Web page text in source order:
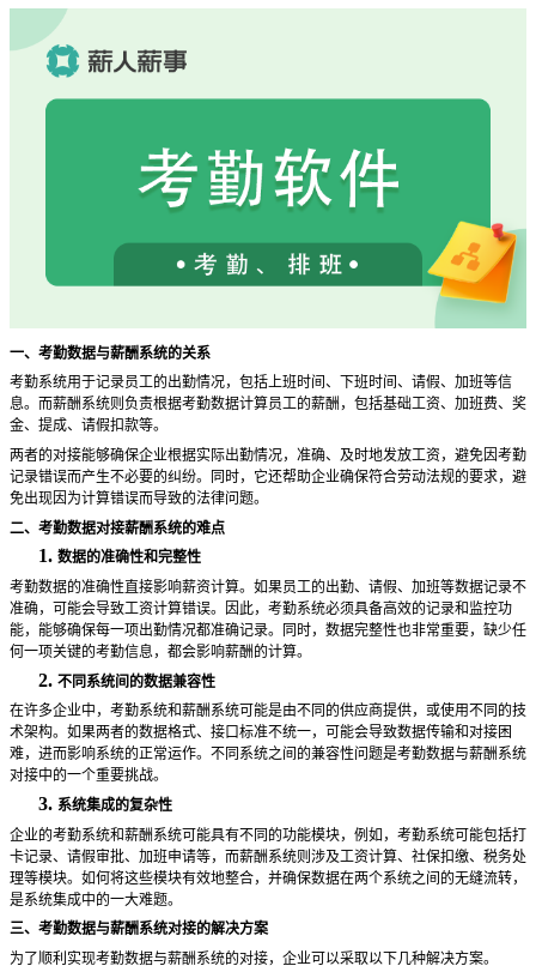
一、考勤数据与薪酬系统的关系
考勤系统用于记录员工的出勤情况，包括上班时间、下班时间、请假、加班等信
息。而薪酬系统则负责根据考勤数据计算员工的薪酬，包括基础工资、加班费、奖
金、提成、请假扣款等。
两者的对接能够确保企业根据实际出勤情况，准确、及时地发放工资，避免因考勤
记录错误而产生不必要的纠纷。同时，它还帮助企业确保符合劳动法规的要求，避
免出现因为计算错误而导致的法律问题。
二、考勤数据对接薪酬系统的难点
1. 数据的准确性和完整性
考勤数据的准确性直接影响薪资计算。如果员工的出勤、请假、加班等数据记录不
准确，可能会导致工资计算错误。因此，考勤系统必须具备高效的记录和监控功
能，能够确保每一项出勤情况都准确记录。同时，数据完整性也非常重要，缺少任
何一项关键的考勤信息，都会影响薪酬的计算。
2. 不同系统间的数据兼容性
在许多企业中，考勤系统和薪酬系统可能是由不同的供应商提供，或使用不同的技
术架构。如果两者的数据格式、接口标准不统一，可能会导致数据传输和对接困
难，进而影响系统的正常运作。不同系统之间的兼容性问题是考勤数据与薪酬系统
对接中的一个重要挑战。
3. 系统集成的复杂性
企业的考勤系统和薪酬系统可能具有不同的功能模块，例如，考勤系统可能包括打
卡记录、请假审批、加班申请等，而薪酬系统则涉及工资计算、社保扣缴、税务处
理等模块。如何将这些模块有效地整合，并确保数据在两个系统之间的无缝流转，
是系统集成中的一大难题。
三、考勤数据与薪酬系统对接的解决方案
为了顺利实现考勤数据与薪酬系统的对接，企业可以采取以下几种解决方案。